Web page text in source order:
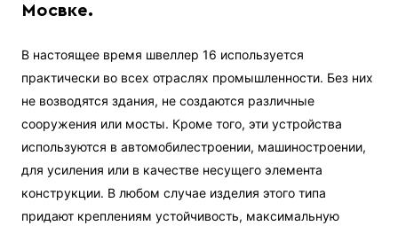
Мосвке.
В настоящее время швеллер 16 используется
практически во всех отраслях промышленности. Без них
не возводятся здания, не создаются различные
сооружения или мосты. Кроме того, эти устройства
используются в автомобилестроении, машиностроении,
для усиления или в качестве несущего элемента
конструкции. В любом случае изделия этого типа
придают креплениям устойчивость, максимальную